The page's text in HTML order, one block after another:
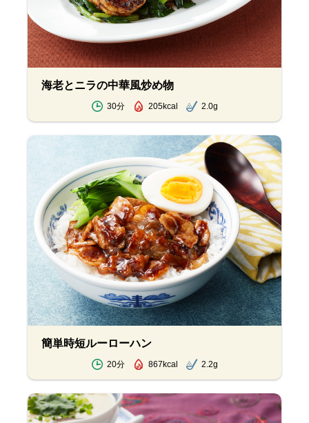
海老とニラの中華風炒め物
30分 205kcal 2.0g
簡単時短ルーローハン
20分 867kcal 2.2g